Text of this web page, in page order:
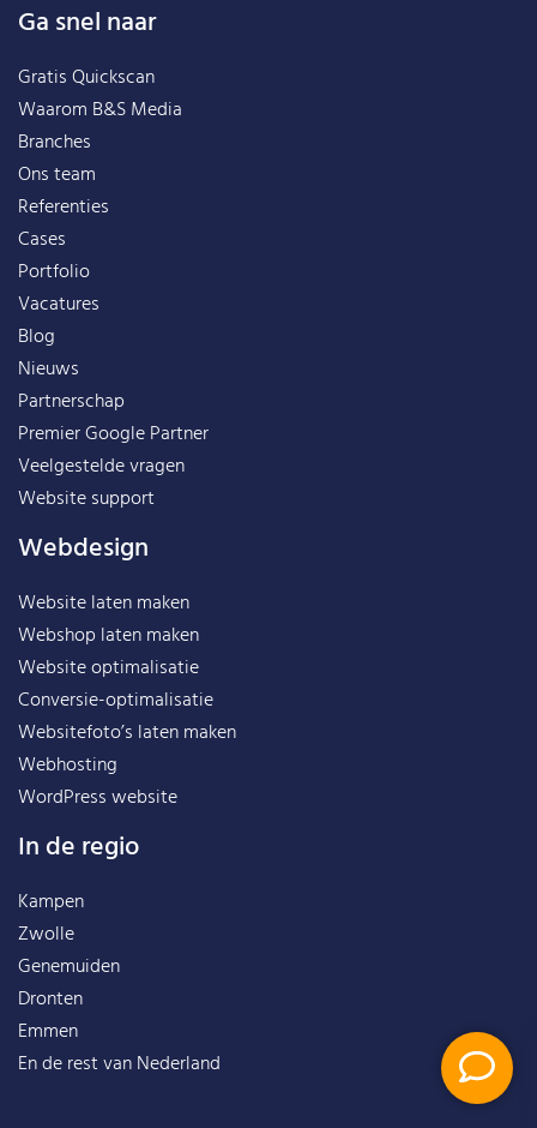
Ga snel naar
Gratis Quickscan
Waarom B&S Media
Branches
Ons team
Referenties
Cases
Portfolio
Vacatures
Blog
Nieuws
Partnerschap
Premier Google Partner
Veelgestelde vragen
Website support
Webdesign
Website laten maken
Webshop laten maken
Website optimalisatie
Conversie-optimalisatie
Websitefoto’s laten maken
Webhosting
WordPress website
In de regio
Kampen
Zwolle
Genemuiden
Dronten
Emmen
En de rest vanNederland